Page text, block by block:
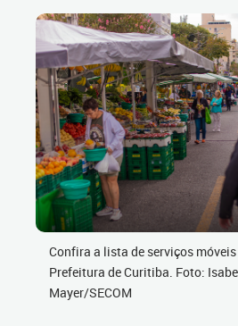
Confira a lista de serviços móveis
Prefeitura de Curitiba. Foto:
Mayer/SECOM